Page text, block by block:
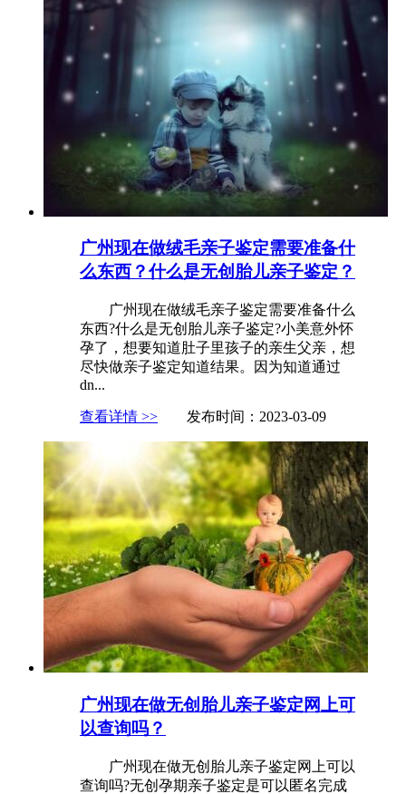
广州现在做绒毛亲子鉴定需要准备什
么东西？什么是无创胎儿亲子鉴定？
广州现在做绒毛亲子鉴定需要准备什么
东西?什么是无创胎儿亲子鉴定?小美意外怀
孕了，想要知道肚子里孩子的亲生父亲，想
尽快做亲子鉴定知道结果。因为知道通过
dn...
查看详情 >> 发布时间：2023-03-09
广州现在做无创胎儿亲子鉴定网上可
以查询吗？
广州现在做无创胎儿亲子鉴定网上可以
查询吗?无创孕期亲子鉴定是可以匿名完成